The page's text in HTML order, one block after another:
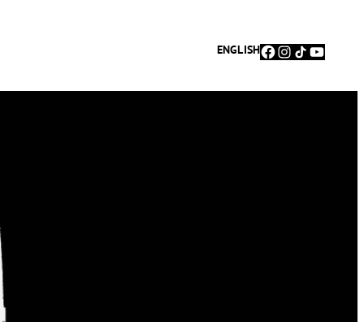
ENGLISHFacebook
Instagram
TikTok